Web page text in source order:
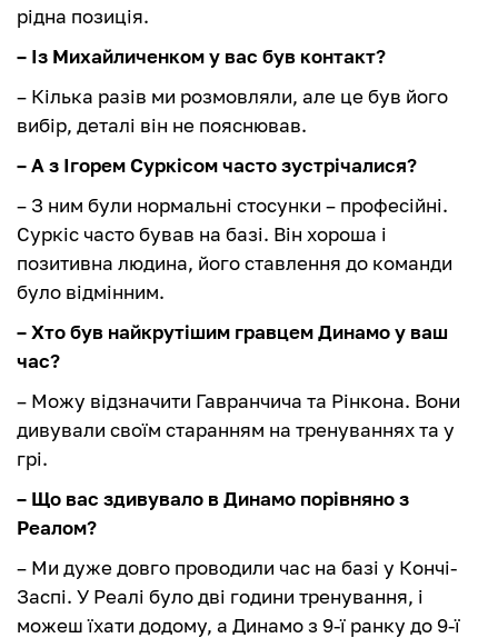
рідна позиція.
– Із Михайличенком у вас був контакт?
– Кілька разів ми розмовляли, але це був його
вибір, деталі він не пояснював.
– А з Ігорем Суркісом часто зустрічалися?
– З ним були нормальні стосунки – професійні.
Суркіс часто бував на базі. Він хороша і
позитивна людина, його ставлення до команди
було відмінним.
– Хто був найкрутішим гравцем Динамо у ваш
час?
– Можу відзначити Гавранчича та Рінкона. Вони
дивували своїм старанням на тренуваннях та у
грі.
– Що вас здивувало в Динамо порівняно з
Реалом?
– Ми дуже довго проводили час на базі у Кончі-
Заспі. У Реалі було дві години тренування, і
можеш їхати додому, а Динамо з 9-ї ранку до 9-ї